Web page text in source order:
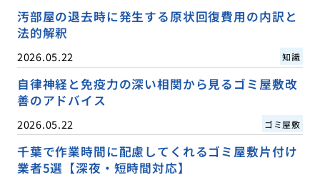
汚部屋の退去時に発生する原状回復費用の内訳と
法的解釈
2026.05.22 知識
自律神経と免疫力の深い相関から見るゴミ屋敷改
善のアドバイス
2026.05.22 ゴミ屋敷
千葉で作業時間に配慮してくれるゴミ屋敷片付け
業者5選【深夜・短時間対応】